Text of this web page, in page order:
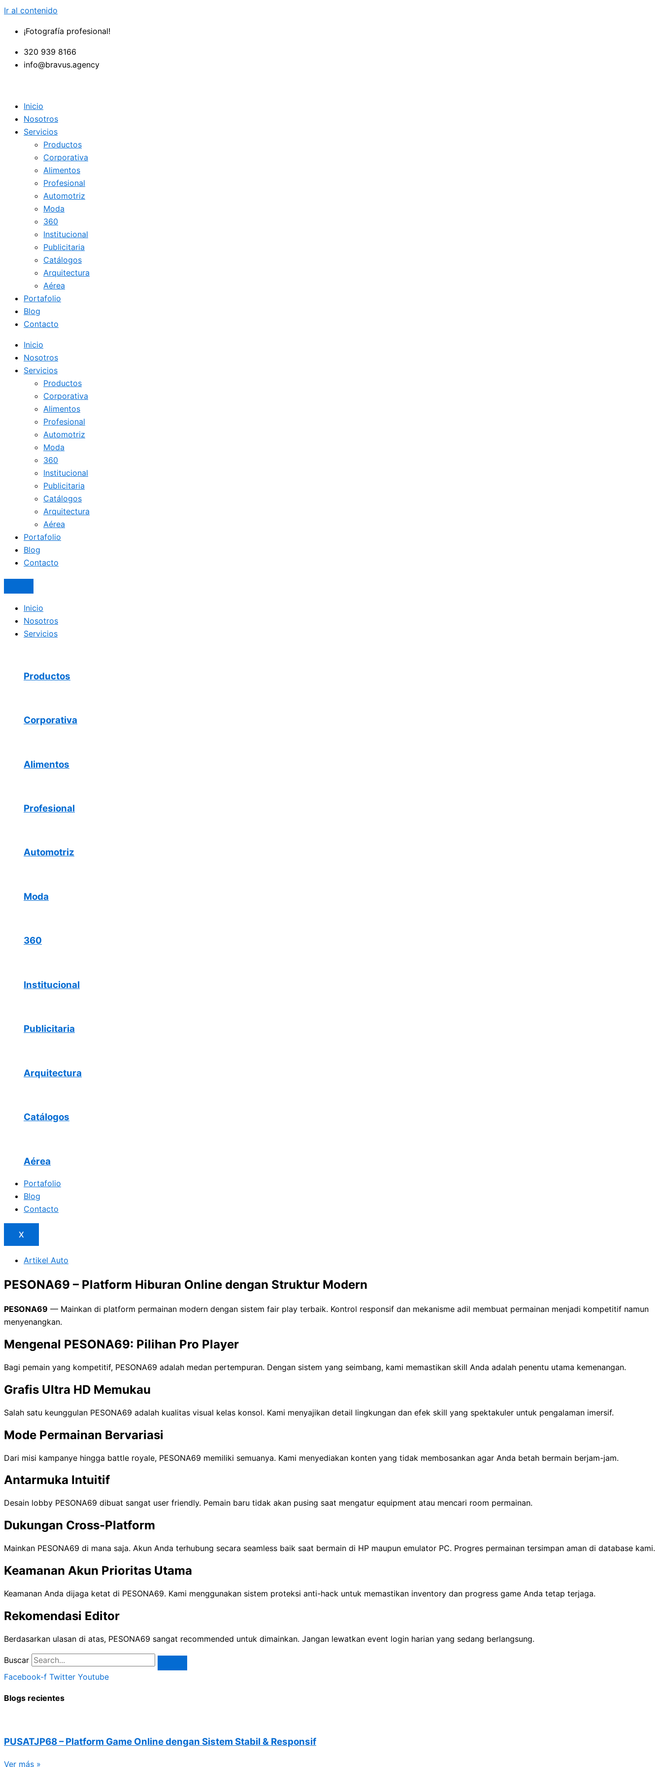
Ir al contenido
¡Fotografía profesional!
320 939 8166
info@bravus.agency
Inicio
Nosotros
Servicios
Productos
Corporativa
Alimentos
Profesional
Automotriz
Moda
360
Institucional
Publicitaria
Catálogos
Arquitectura
Aérea
Portafolio
Blog
Contacto
Inicio
Nosotros
Servicios
Productos
Corporativa
Alimentos
Profesional
Automotriz
Moda
360
Institucional
Publicitaria
Catálogos
Arquitectura
Aérea
Portafolio
Blog
Contacto
Inicio
Nosotros
Servicios
Productos
Corporativa
Alimentos
Profesional
Automotriz
Moda
360
Institucional
Publicitaria
Arquitectura
Catálogos
Aérea
Portafolio
Blog
Contacto
X
Artikel Auto
PESONA69 – Platform Hiburan Online dengan Struktur Modern
PESONA69 — Mainkan di platform permainan modern dengan sistem fair play terbaik. Kontrol responsif dan mekanisme adil membuat permainan menjadi kompetitif namun
menyenangkan.
Mengenal PESONA69: Pilihan Pro Player
Bagi pemain yang kompetitif, PESONA69 adalah medan pertempuran. Dengan sistem yang seimbang, kami memastikan skill Anda adalah penentu utama kemenangan.
Grafis Ultra HD Memukau
Salah satu keunggulan PESONA69 adalah kualitas visual kelas konsol. Kami menyajikan detail lingkungan dan efek skill yang spektakuler untuk pengalaman imersif.
Mode Permainan Bervariasi
Dari misi kampanye hingga battle royale, PESONA69 memiliki semuanya. Kami menyediakan konten yang tidak membosankan agar Anda betah bermain berjam-jam.
Antarmuka Intuitif
Desain lobby PESONA69 dibuat sangat user friendly. Pemain baru tidak akan pusing saat mengatur equipment atau mencari room permainan.
Dukungan Cross-Platform
Mainkan PESONA69 di mana saja. Akun Anda terhubung secara seamless baik saat bermain di HP maupun emulator PC. Progres permainan tersimpan aman di database kami.
Keamanan Akun Prioritas Utama
Keamanan Anda dijaga ketat di PESONA69. Kami menggunakan sistem proteksi anti-hack untuk memastikan inventory dan progress game Anda tetap terjaga.
Rekomendasi Editor
Berdasarkan ulasan di atas, PESONA69 sangat recommended untuk dimainkan. Jangan lewatkan event login harian yang sedang berlangsung.
Buscar
Facebook-f Twitter Youtube
Blogs recientes
PUSATJP68 – Platform Game Online dengan Sistem Stabil & Responsif
Ver más »